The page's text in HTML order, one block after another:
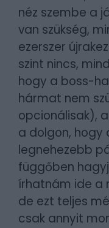
néz szembe a
van szükség,
ezerszer
szint nincs,
hogy a boss-
hármat nem
opcionálisak),
a dolgon, hogy
legnehezebb
függőben
írhatnám ide a
de ezt teljes
csak annyit